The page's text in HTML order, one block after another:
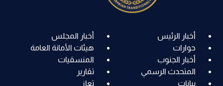
أخبار الرئيس
أخبار المجلس
حوارات
هيئات الأمانة العامة
أخبار الجنوب
المنسقيات
المتحدث الرسمي
تقارير
بيانات
تعاز